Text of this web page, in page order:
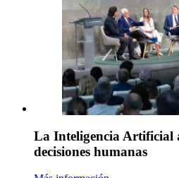
La Inteligencia Artificial
decisiones humanas